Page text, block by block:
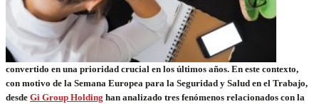
convertido en una prioridad crucial en los últimos años. En este contexto,
con motivo de la Semana Europea para la Seguridad y Salud en el Trabajo,
desde Gi Group Holding han analizado tres fenómenos relacionados con la